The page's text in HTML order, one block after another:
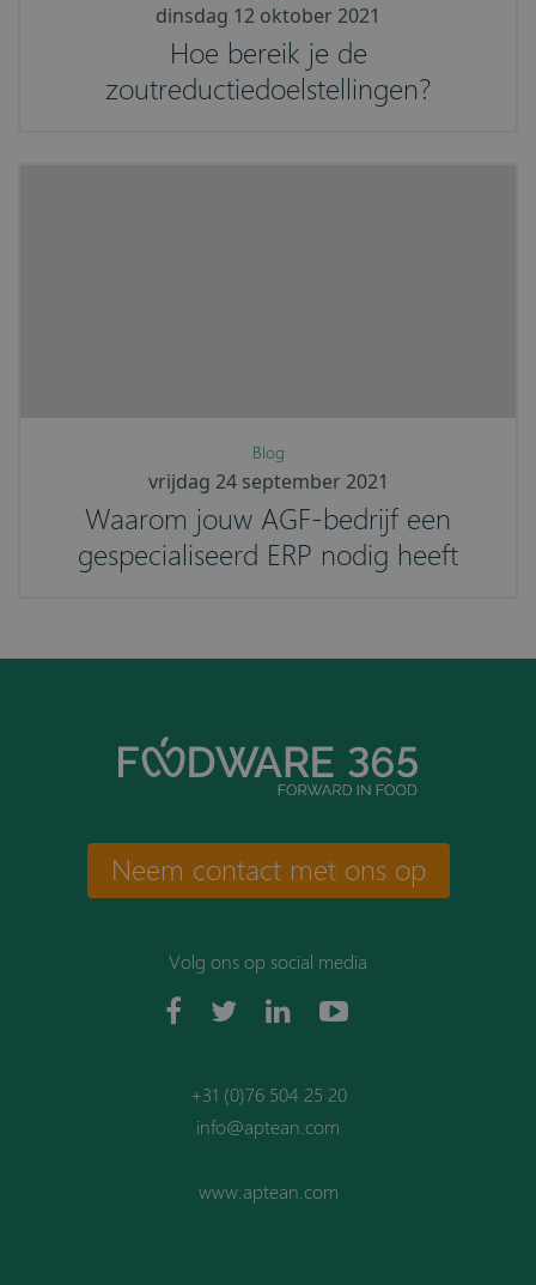
dinsdag 12 oktober 2021
Hoe bereik je de
zoutreductiedoelstellingen?
Blog
vrijdag 24 september 2021
Waarom jouw AGF-bedrijf een
gespecialiseerd ERP nodig heeft
Neem contact met ons op
Volg ons op social media
+31 (0)76 504 25 20
info@aptean.com
www.aptean.com